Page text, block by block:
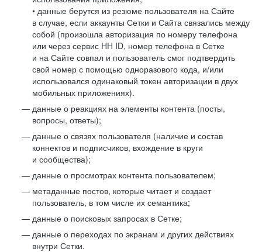
• данные берутся из резюме пользователя на Сайте
в случае, если аккаунты Сетки и Сайта связались между
собой (произошла авторизация по номеру телефона
или через сервис HH ID, номер телефона в Сетке
и на Сайте совпал и пользователь смог подтвердить
свой номер с помощью одноразового кода, и/или
использовался одинаковый токен авторизации в двух
мобильных приложениях).
данные о реакциях на элементы контента (посты,
вопросы, ответы);
данные о связях пользователя (наличие и состав
коннектов и подписчиков, вхождение в круги
и сообщества);
данные о просмотрах контента пользователем;
метаданные постов, которые читает и создает
пользователь, в том числе их семантика;
данные о поисковых запросах в Сетке;
данные о переходах по экранам и других действиях
внутри Сетки.